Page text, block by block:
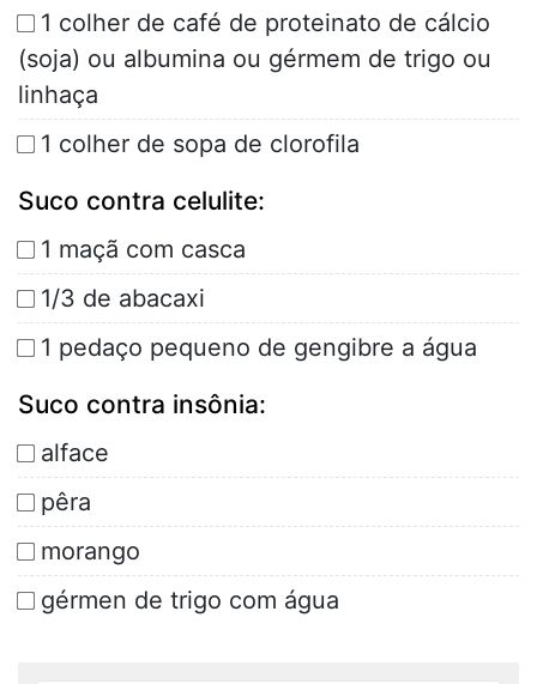
1 colher de café de proteinato de cálcio
(soja) ou albumina ou gérmem de trigo ou
linhaça
1 colher de sopa de clorofila
Suco contra celulite:
1 maçã com casca
1/3 de abacaxi
1 pedaço pequeno de gengibre a água
Suco contra insônia:
alface
pêra
morango
gérmen de trigo com água